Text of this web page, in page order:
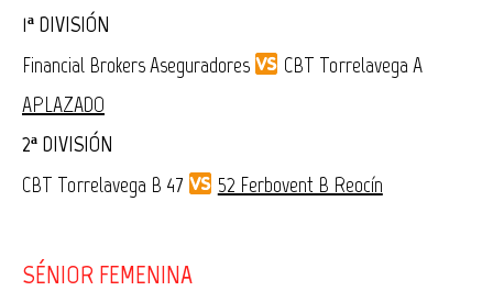
1ª DIVISIÓN
Financial Brokers Aseguradores
CBT Torrelavega A
APLAZADO
2ª DIVISIÓN
CBT Torrelavega B 47
52 Ferbovent B Reocín
SÉNIOR FEMENINA